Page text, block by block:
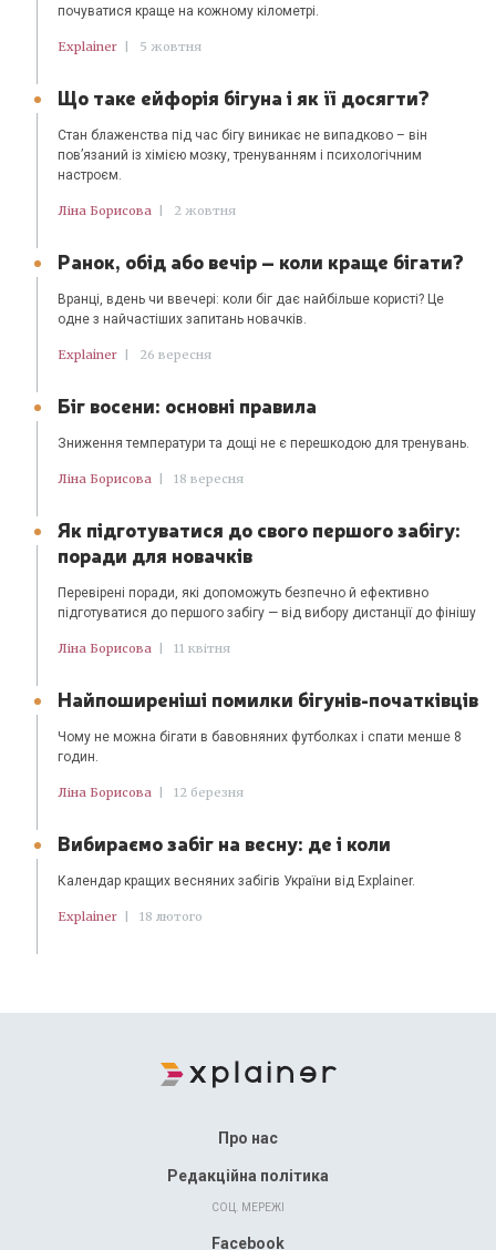
почуватися краще на кожному кілометрі.
Explainer | 5 жовтня
Що таке ейфорія бігуна і як її досягти?
Стан блаженства під час бігу виникає не випадково – він
пов’язаний із хімією мозку, тренуванням і психологічним
настроєм.
Ліна Борисова | 2 жовтня
Ранок, обід або вечір – коли краще бігати?
Вранці, вдень чи ввечері: коли біг дає найбільше користі? Це
одне з найчастіших запитань новачків.
Explainer | 26 вересня
Біг восени: основні правила
Зниження температури та дощі не є перешкодою для тренувань.
Ліна Борисова | 18 вересня
Як підготуватися до свого першого забігу:
поради для новачків
Перевірені поради, які допоможуть безпечно й ефективно
підготуватися до першого забігу — від вибору дистанції до фінішу
Ліна Борисова | 11 квітня
Найпоширеніші помилки бігунів-початківців
Чому не можна бігати в бавовняних футболках і спати менше 8
годин.
Ліна Борисова | 12 березня
Вибираємо забіг на весну: де і коли
Календар кращих весняних забігів України від Explainer.
Explainer | 18 лютого
Про нас
Редакційна політика
СОЦ. МЕРЕЖІ
Facebook